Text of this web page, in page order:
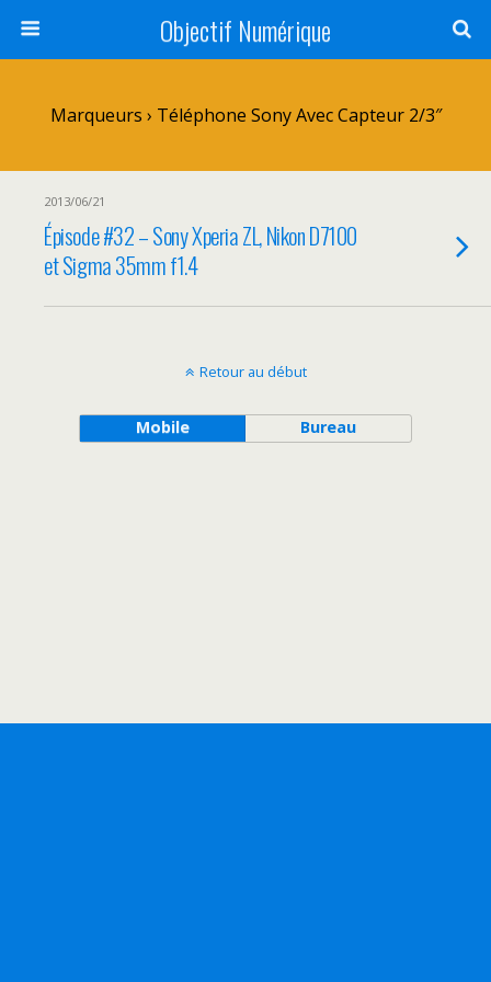
Objectif Numérique
Marqueurs › Téléphone Sony Avec Capteur 2/3″
2013/06/21
Épisode #32 – Sony Xperia ZL, Nikon D7100
et Sigma 35mm f1.4
Retour au début
Mobile Bureau